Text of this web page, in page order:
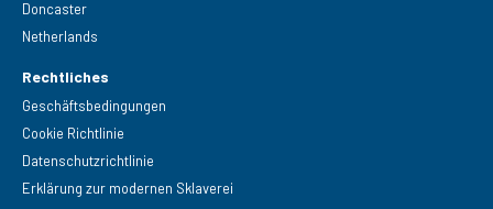
Doncaster
Netherlands
Rechtliches
Geschäftsbedingungen
Cookie Richtlinie
Datenschutzrichtlinie
Erklärung zur modernen Sklaverei